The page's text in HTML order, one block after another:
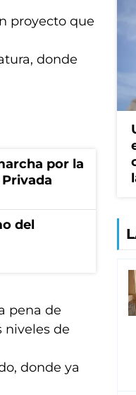
proyecto que
donde
por la
del
pena de
niveles de
donde ya